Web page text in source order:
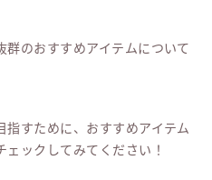
のおすすめアイテムについて
指すために、おすすめアイテム
ックしてみてください！